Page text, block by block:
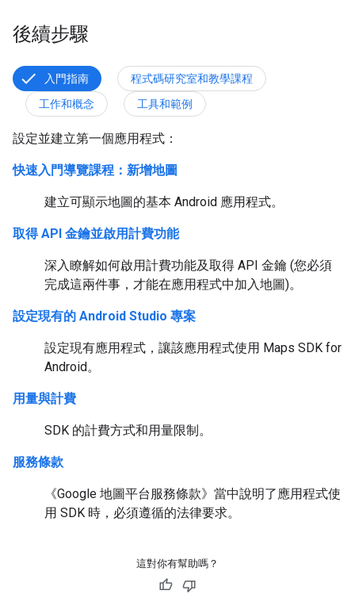
後續步驟
入門指南
程式碼研究室和教學課程
工作和概念
工具和範例
設定並建立第一個應用程式：
快速入門導覽課程：新增地圖
建立可顯示地圖的基本 Android 應用程式。
取得 API 金鑰並啟用計費功能
深入瞭解如何啟用計費功能及取得 API 金鑰 (您必須
完成這兩件事，才能在應用程式中加入地圖)。
設定現有的 Android Studio 專案
設定現有應用程式，讓該應用程式使用 Maps SDK for
Android。
用量與計費
SDK 的計費方式和用量限制。
服務條款
《Google 地圖平台服務條款》當中說明了應用程式使
用 SDK 時，必須遵循的法律要求。
這對你有幫助嗎？